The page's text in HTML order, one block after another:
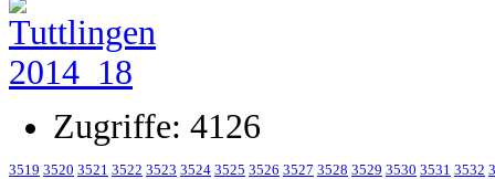
Zugriffe: 4126
3519 3520 3521 3522 3523 3524 3525 3526 3527 3528 3529 3530 3531 3532